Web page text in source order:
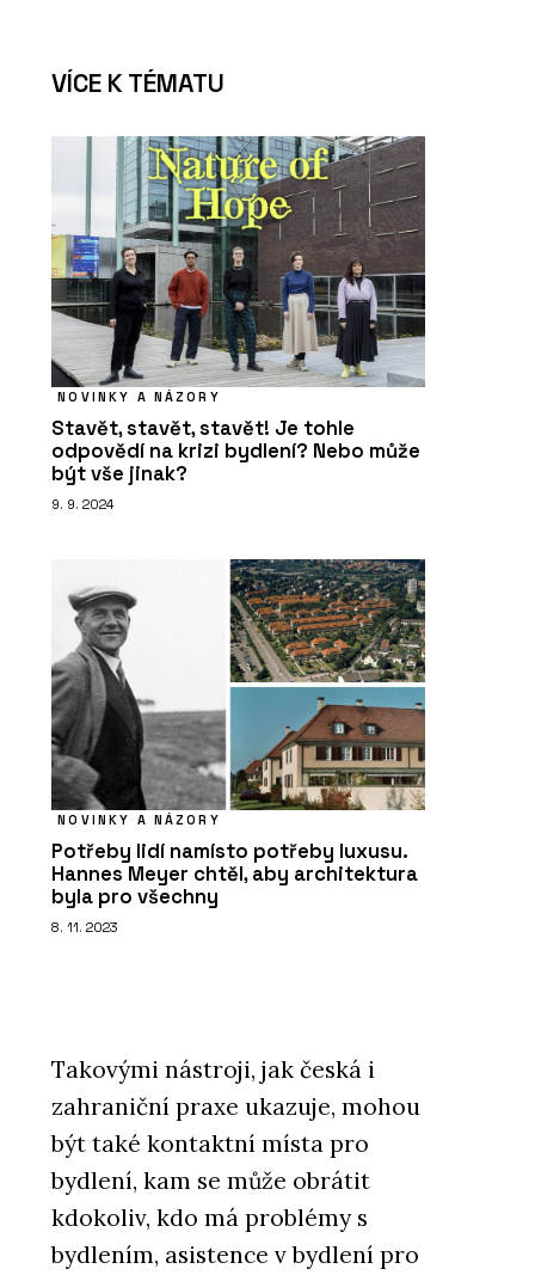
PRODUKTY
Tvrzený kámen Calacatta
Olympos - TechniStone
PRODUKTY
Tvrzený Kámen Morning Daisy -
TechniStone
PRODUKTY
Tvrzený Kámen Noble Concrete
Tvrzený kámen Noble Quartzite
- TechniStone
VÍCE K TÉMATU
NOVINKY A NÁZORY
Stavět, stavět, stavět! Je tohle
odpovědí na krizi bydlení? Nebo může
být vše jinak?
9. 9. 2024
NOVINKY A NÁZORY
Potřeby lidí namísto potřeby luxusu.
Hannes Meyer chtěl, aby architektura
byla pro všechny
8. 11. 2023
Takovými nástroji, jak česká i
zahraniční praxe ukazuje, mohou
být také kontaktní místa pro
bydlení, kam se může obrátit
kdokoliv, kdo má problémy s
bydlením, asistence v bydlení pro